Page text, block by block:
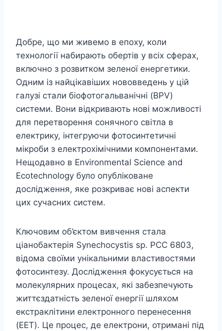
Добре, що ми живемо в епоху, коли
технології набирають обертів у всіх сферах,
включно з розвитком зеленої енергетики.
Одним із найцікавіших нововведень у цій
галузі стали біофотогальванічні (BPV)
системи. Вони відкривають нові можливості
для перетворення сонячного світла в
електрику, інтегруючи фотосинтетичні
мікроби з електрохімічними компонентами.
Нещодавно в Environmental Science and
Ecotechnology було опубліковане
дослідження, яке розкриває нові аспекти
цих сучасних систем.
Ключовим об’єктом вивчення стала
ціанобактерія Synechocystis sp. PCC 6803,
відома своїми унікальними властивостями
фотосинтезу. Дослідження фокусується на
молекулярних процесах, які забезпечують
життєздатність зеленої енергії шляхом
екстраклітини електронного перенесення
(EET). Це процес, де електрони, отримані під